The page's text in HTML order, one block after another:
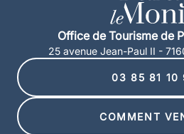
Office de Tourisme de
25 avenue Jean-Paul II -
03 85 81 10
COMMENT